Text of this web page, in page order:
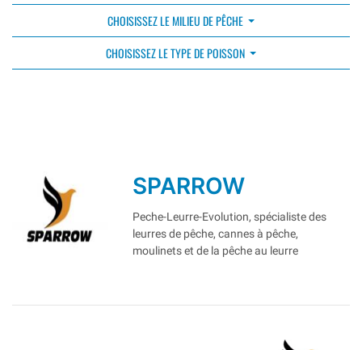
CHOISISSEZ LE MILIEU DE PÊCHE
CHOISISSEZ LE TYPE DE POISSON
SPARROW
Peche-Leurre-Evolution, spécialiste des
leurres de pêche, cannes à pêche,
moulinets et de la pêche au leurre